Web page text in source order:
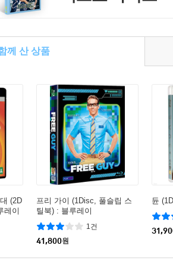
께 산 상품
(2D
레이
프리 가이 (1Disc, 풀슬립 스
틸북) : 블루레이
1건
41,800원
듄